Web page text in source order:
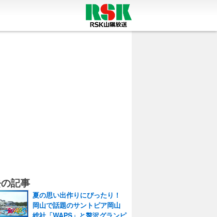
記事
夏の思い出作りにぴったり！
岡山で話題のサントピア岡山
総社「WAPS」と贅沢グランピ